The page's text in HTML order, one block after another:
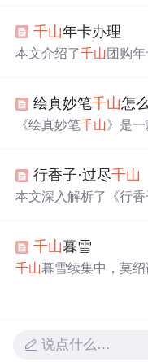
整，成功提升了用户体
千山年卡办理
本文介绍了千山团购
游客、70 周岁以上老
绘真妙笔千山怎
《绘真妙笔千山》是
脑配置至少4G内存以
行香子·过尽千山
本文深入解析了《行香
千山暮雪
千山暮雪续集中，莫
同编织了一段关于爱
通过一系列转折与和
说点什么…